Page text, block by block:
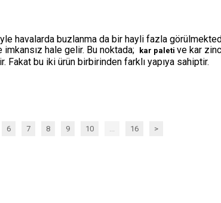
havalarda buzlanma da bir hayli fazla
hale gelir. Bu noktada;
kar paleti ve kar
Fakat bu iki ürün birbirinden farklı yapıya sahiptir.
6 7 8 9 10 16 >